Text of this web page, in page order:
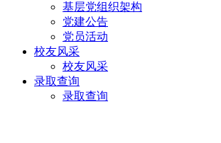
基层党组织架构
党建公告
党员活动
校友风采
校友风采
录取查询
录取查询